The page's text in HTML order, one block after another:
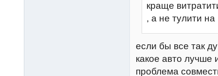
краще
, а не тулити на
если бы все так
какое авто лучше
проблема